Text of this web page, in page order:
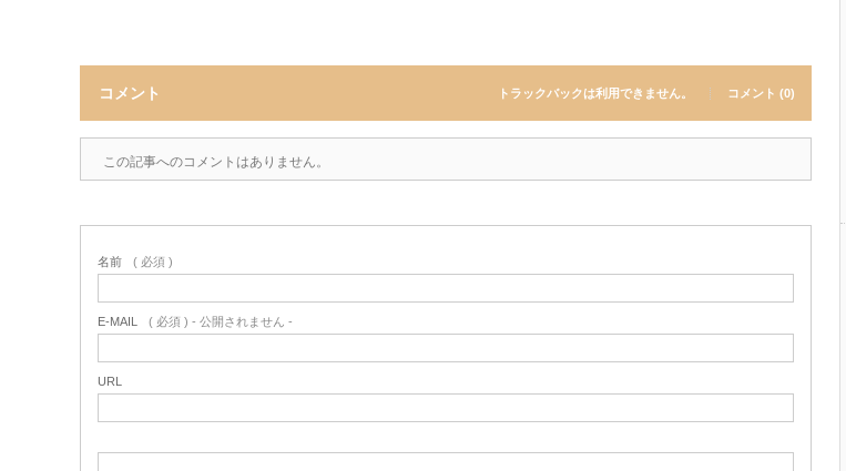
コメント トラックバックは利用できません。 コメント (0)
この記事へのコメントはありません。
名前 ( 必須 )
E-MAIL ( 必須 ) - 公開されません -
URL